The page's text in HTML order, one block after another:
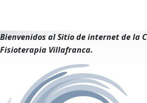
Bienvenidos al Sitio de internet de la
Fisioterapia Villafranca.